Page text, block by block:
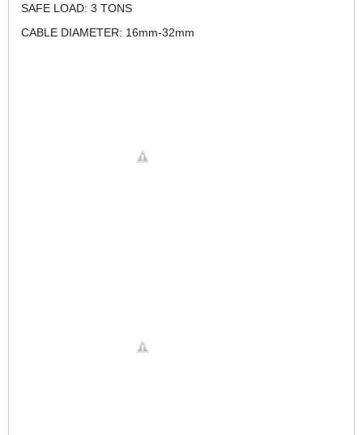
SAFE LOAD: 3 TONS
CABLE DIAMETER: 16mm-32mm